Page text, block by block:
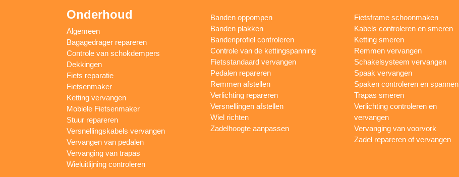
Onderhoud
Algemeen
Bagagedrager repareren
Controle van schokdempers
Dekkingen
Fiets reparatie
Fietsenmaker
Ketting vervangen
Mobiele Fietsenmaker
Stuur repareren
Versnellingskabels vervangen
Vervangen van pedalen
Vervanging van trapas
Wieluitlijning controleren
Banden oppompen
Banden plakken
Bandenprofiel controleren
Controle van de kettingspanning
Fietsstandaard vervangen
Pedalen repareren
Remmen afstellen
Verlichting repareren
Versnellingen afstellen
Wiel richten
Zadelhoogte aanpassen
Fietsframe schoonmaken
Kabels controleren en smeren
Ketting smeren
Remmen vervangen
Schakelsysteem vervangen
Spaak vervangen
Spaken controleren en spannen
Trapas smeren
Verlichting controleren en
vervangen
Vervanging van voorvork
Zadel repareren of vervangen